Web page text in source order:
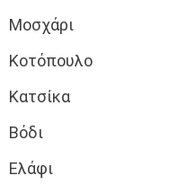
Μοσχάρι
Κοτόπουλο
Κατσίκα
Βόδι
Ελάφι